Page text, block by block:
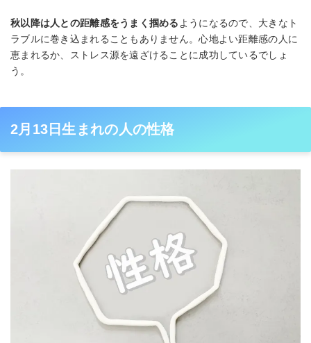
秋以降は人との距離感をうまく掴める ようになるので、大きなト
ラブルに巻き込まれることもありません。心地よい距離感の人に
恵まれるか、ストレス源を遠ざけることに成功しているでしょ
う。
2月13日生まれの人の性格